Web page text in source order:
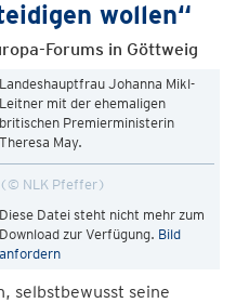
wollen“
Forums in Göttweig
Landeshauptfrau Johanna Mikl-
Leitner mit der ehemaligen
britischen Premierministerin
Theresa May.
© NLK Pfeffer
Diese Datei steht nicht mehr zum
Download zur Verfügung. Bild
anfordern
selbstbewusst seine